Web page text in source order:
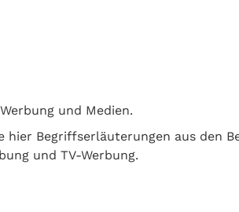
und Medien.
Begriffserläuterungen aus den
und TV-Werbung.